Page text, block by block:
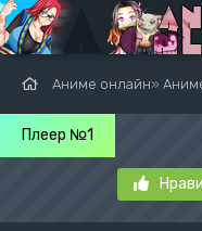
Аниме онлайн»
Плеер №1